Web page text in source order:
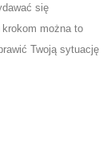
się
można to
Twoją sytuację